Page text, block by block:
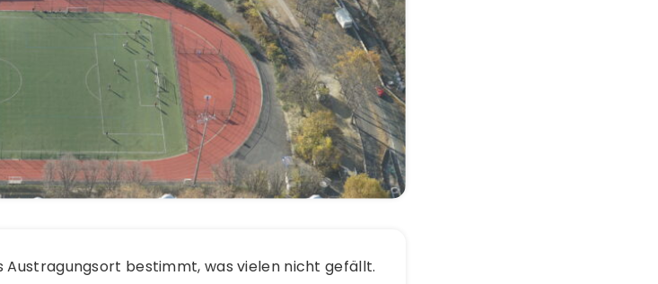
Austragungsort bestimmt, was vielen nicht gefällt.